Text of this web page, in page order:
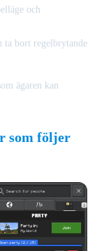
och
ta bort regelbrytande
ägaren kan
som följer